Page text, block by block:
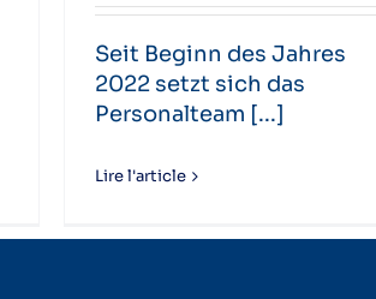
Seit Beginn des Jahres
2022 setzt sich das
Personalteam [...]
Lire l'article